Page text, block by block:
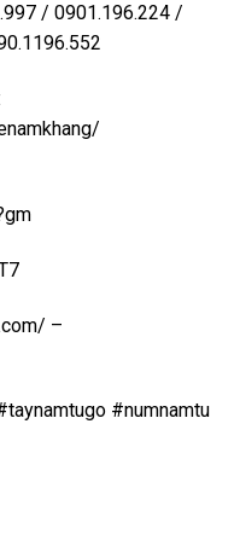
/ 0901.196.224 /
–
#numnamtu